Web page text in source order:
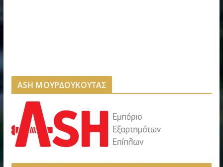
ASH ΜΟΥΡΔΟΥΚΟΥΤΑΣ